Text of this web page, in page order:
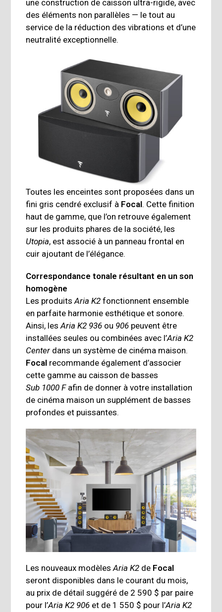
une construction de caisson ultra-rigide, avec
des éléments non parallèles — le tout au
service de la réduction des vibrations et d’une
neutralité exceptionnelle.
Toutes les enceintes sont proposées dans un
fini gris cendré exclusif à Focal. Cette finition
haut de gamme, que l’on retrouve également
sur les produits phares de la société, les
Utopia, est associé à un panneau frontal en
cuir ajoutant de l’élégance.
Correspondance tonale résultant en un son
homogène
Les produitsAria K2 fonctionnent ensemble
en parfaite harmonie esthétique et sonore.
Ainsi, lesAria K2 936 ou 906 peuvent être
installées seules ou combinées avec l’Aria K2
Center dans un système de cinéma maison.
Focal recommande également d’associer
cette gamme au caisson de basses
Sub 1000 Fafin de donner à votre installation
de cinéma maison un supplément de basses
profondes et puissantes.
Les nouveaux modèlesAria K2 de Focal
seront disponibles dans le courant du mois,
au prix de détail suggéré de 2 590 $ par paire
pour l’Aria K2 906 et de 1 550 $ pour l’Aria K2